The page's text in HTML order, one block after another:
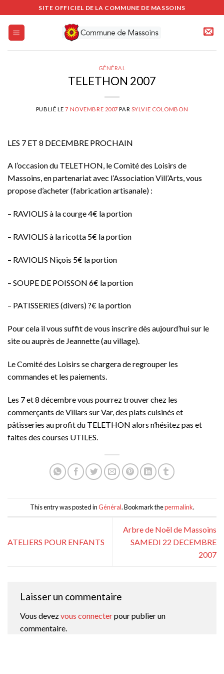
au
contenu
SITE OFFICIEL DE LA COMMUNE DE MASSOINS
GÉNÉRAL
TELETHON 2007
PUBLIÉ LE7 NOVEMBRE 2007 PAR SYLVIE COLOMBON
LES 7 ET 8 DECEMBRE PROCHAIN
A l’occasion du TELETHON, le Comité des Loisirs de
Massoins, en partenariat avec l’Association Vill’Arts, vous
propose d’acheter (fabrication artisanale) :
– RAVIOLIS à la courge 4€ la portion
– RAVIOLIS à la ricotta 5€ la portion
– RAVIOLIS Niçois 5€ la portion
– SOUPE DE POISSON 6€ la portion
– PATISSERIES (divers) ?€ la portion
Pour cela il vous suffit de vous inscrire dès aujourd’hui sur le
site ou auprès de Jeannette (au village).
Le Comité des Loisirs se chargera de regrouper les
commandes et les paiements.
Les 7 et 8 décembre vous pourrez trouver chez les
commerçants de Villars sur Var, des plats cuisinés et
pâtisseries au profit du TELETHON alors n’hésitez pas et
faites des courses UTILES.
This entry was posted inGénéral. Bookmark thepermalink.
ATELIERS POUR ENFANTS
Arbre de Noël de Massoins
SAMEDI 22 DECEMBRE
2007
Laisser un commentaire
Vous devezvous connecterpour publier un
commentaire.